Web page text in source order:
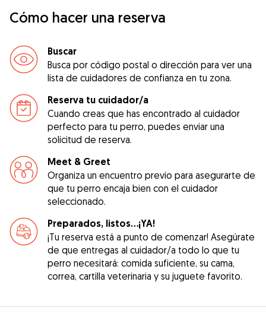
Cómo hacer una reserva
Buscar
Busca por código postal o dirección para ver una
lista de cuidadores de confianza en tu zona.
Reserva tu cuidador/a
Cuando creas que has encontrado al cuidador
perfecto para tu perro, puedes enviar una
solicitud de reserva.
Meet & Greet
Organiza un encuentro previo para asegurarte de
que tu perro encaja bien con el cuidador
seleccionado.
Preparados, listos...¡YA!
¡Tu reserva está a punto de comenzar! Asegúrate
de que entregas al cuidador/a todo lo que tu
perro necesitará: comida suficiente, su cama,
correa, cartilla veterinaria y su juguete favorito.